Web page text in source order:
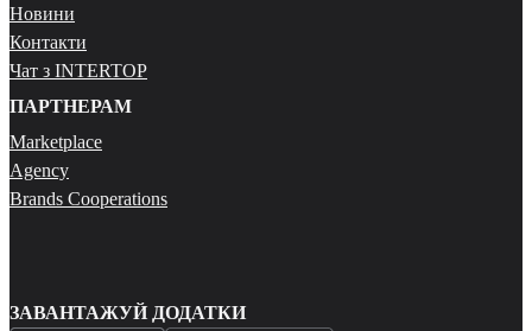
Новини
Контакти
Чат з INTERTOP
ПАРТНЕРАМ
Marketplace
Agency
Brands Cooperations
ЗАВАНТАЖУЙ ДОДАТКИ